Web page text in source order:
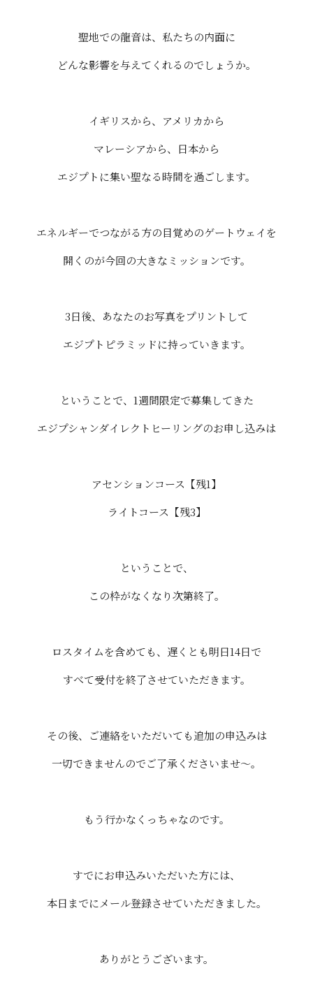
聖地での龍音は、私たちの内面に
どんな影響を与えてくれるのでしょうか。
イギリスから、アメリカから
マレーシアから、日本から
エジプトに集い聖なる時間を過ごします。
エネルギーでつながる方の目覚めのゲートウェイを
開くのが今回の大きなミッションです。
3日後、あなたのお写真をプリントして
エジプトピラミッドに持っていきます。
ということで、1週間限定で募集してきた
エジプシャンダイレクトヒーリングのお申し込みは
アセンションコース【残1】
ライトコース【残3】
ということで、
この枠がなくなり次第終了。
ロスタイムを含めても、遅くとも明日14日で
すべて受付を終了させていただきます。
その後、ご連絡をいただいても追加の申込みは
一切できませんのでご了承くださいませ～。
もう行かなくっちゃなのです。
すでにお申込みいただいた方には、
本日までにメール登録させていただきました。
ありがとうございます。